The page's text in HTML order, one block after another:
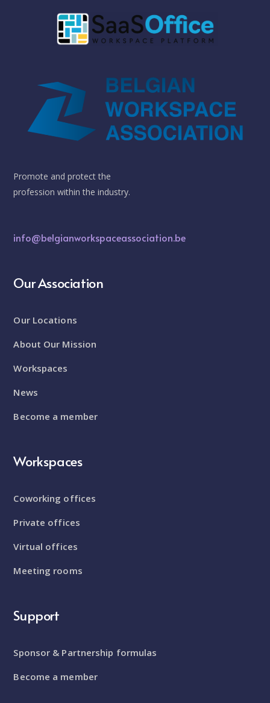
Promote and protect the
profession within the industry.
info@belgianworkspaceassociation.be
Our Association
Our Locations
About Our Mission
Workspaces
News
Become a member
Workspaces
Coworking offices
Private offices
Virtual offices
Meeting rooms
Support
Sponsor & Partnership formulas
Become a member